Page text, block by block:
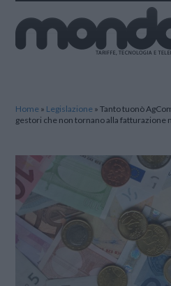
Home » Legislazione »Tanto tuonò
gestori che non tornano alla fatturazione